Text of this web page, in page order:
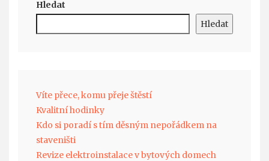
Hledat
Hledat
Víte přece, komu přeje štěstí
Kvalitní hodinky
Kdo si poradí s tím děsným nepořádkem na
staveništi
Revize elektroinstalace v bytových domech